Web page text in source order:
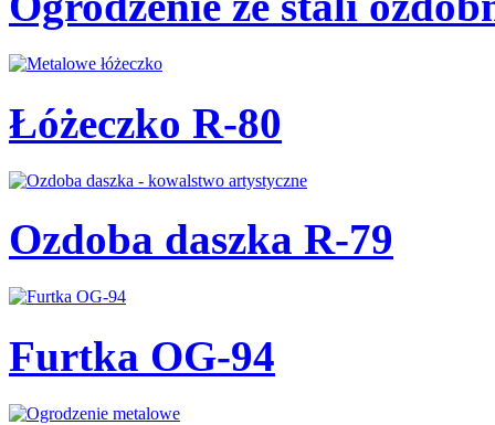
Łóżeczko R-80
Ozdoba daszka R-79
Furtka OG-94